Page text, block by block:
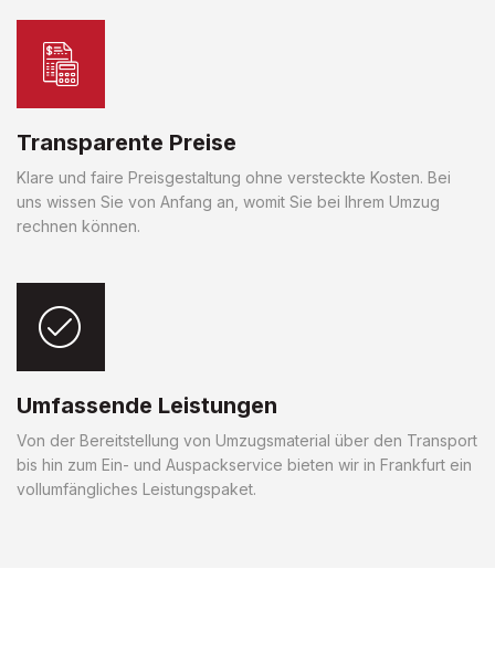
Transparente Preise
Klare und faire Preisgestaltung ohne versteckte Kosten. Bei
uns wissen Sie von Anfang an, womit Sie bei Ihrem Umzug
rechnen können.
Umfassende Leistungen
Von der Bereitstellung von Umzugsmaterial über den Transport
bis hin zum Ein- und Auspackservice bieten wir in Frankfurt ein
vollumfängliches Leistungspaket.